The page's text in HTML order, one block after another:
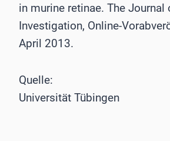
in murine retinae. The Journal
Investigation, Online-
April 2013.
Quelle:
Universität Tübingen